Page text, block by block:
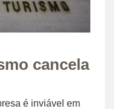
cancela
é inviável em